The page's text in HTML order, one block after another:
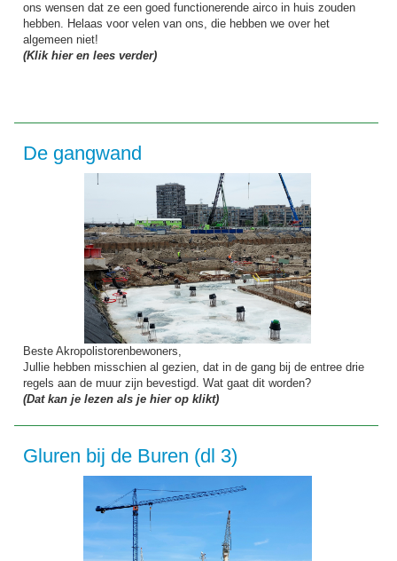
ons wensen dat ze een goed functionerende airco in huis zouden
hebben. Helaas voor velen van ons, die hebben we over het
algemeen niet!
(Klik hier en lees verder)
De gangwand
Beste Akropolistorenbewoners,
Jullie hebben misschien al gezien, dat in de gang bij de entree drie
regels aan de muur zijn bevestigd. Wat gaat dit worden?
(Dat kan je lezen als je hier op klikt)
Gluren bij de Buren (dl 3)